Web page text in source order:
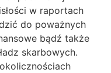
w raportach
do poważnych
bądź także
skarbowych.